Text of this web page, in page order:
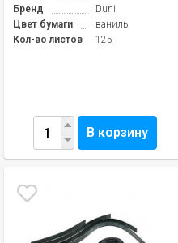
Бренд
Duni
Цвет бумаги
ваниль
Кол-во листов
125
В корзину